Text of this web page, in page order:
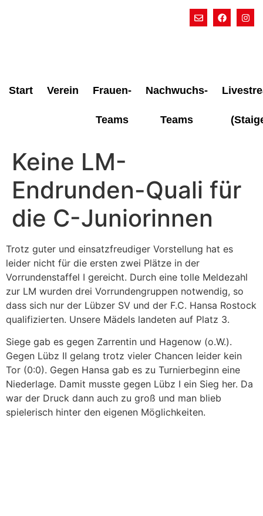
Start Verein Frauen-
Teams
Nachwuchs-
Teams
Keine LM-
Endrunden-Quali für
die C-Juniorinnen
Trotz guter und einsatzfreudiger Vorstellung hat es
leider nicht für die ersten zwei Plätze in der
Vorrundenstaffel I gereicht. Durch eine tolle Meldezahl
zur LM wurden drei Vorrundengruppen notwendig, so
dass sich nur der Lübzer SV und der F.C. Hansa Rostock
qualifizierten. Unsere Mädels landeten auf Platz 3.
Siege gab es gegen Zarrentin und Hagenow (o.W.).
Gegen Lübz II gelang trotz vieler Chancen leider kein
Tor (0:0). Gegen Hansa gab es zu Turnierbeginn eine
Niederlage. Damit musste gegen Lübz I ein Sieg her. Da
war der Druck dann auch zu groß und man blieb
spielerisch hinter den eigenen Möglichkeiten.